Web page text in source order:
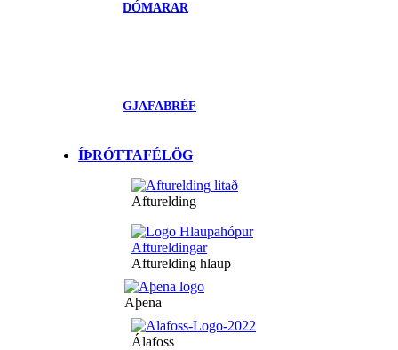
DÓMARAR
GJAFABRÉF
ÍÞRÓTTAFÉLÖG
Afturelding
Afturelding hlaup
Aþena
Álafoss